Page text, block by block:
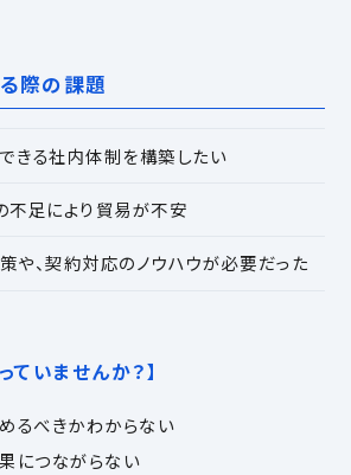
際の課題
きる社内体制を構築したい
不足により貿易が不安
や、契約対応のノウハウが必要だった
ていませんか？】
るべきかわからない
につながらない